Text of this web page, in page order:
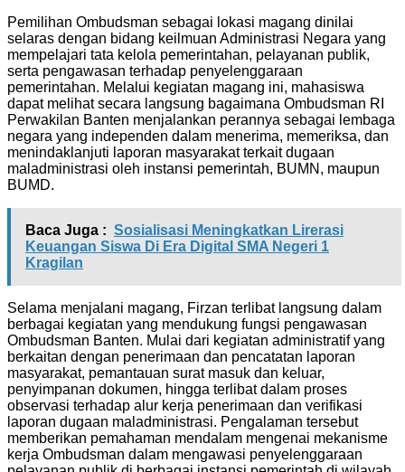
Pemilihan Ombudsman sebagai lokasi magang dinilai
selaras dengan bidang keilmuan Administrasi Negara yang
mempelajari tata kelola pemerintahan, pelayanan publik,
serta pengawasan terhadap penyelenggaraan
pemerintahan. Melalui kegiatan magang ini, mahasiswa
dapat melihat secara langsung bagaimana Ombudsman RI
Perwakilan Banten menjalankan perannya sebagai lembaga
negara yang independen dalam menerima, memeriksa, dan
menindaklanjuti laporan masyarakat terkait dugaan
maladministrasi oleh instansi pemerintah, BUMN, maupun
BUMD.
Baca Juga : Sosialisasi Meningkatkan Lirerasi
Keuangan Siswa Di Era Digital SMA Negeri 1
Kragilan
Selama menjalani magang, Firzan terlibat langsung dalam
berbagai kegiatan yang mendukung fungsi pengawasan
Ombudsman Banten. Mulai dari kegiatan administratif yang
berkaitan dengan penerimaan dan pencatatan laporan
masyarakat, pemantauan surat masuk dan keluar,
penyimpanan dokumen, hingga terlibat dalam proses
observasi terhadap alur kerja penerimaan dan verifikasi
laporan dugaan maladministrasi. Pengalaman tersebut
memberikan pemahaman mendalam mengenai mekanisme
kerja Ombudsman dalam mengawasi penyelenggaraan